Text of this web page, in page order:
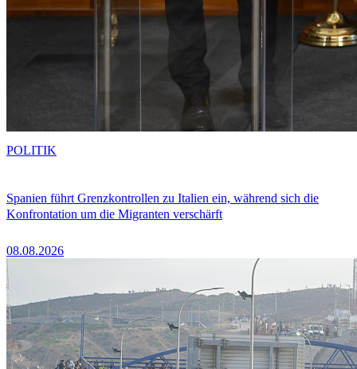
Spanien führt Grenzkontrollen zu Italien ein, während sich die
Konfrontation um die Migranten verschärft
08.08.2026
POLITIK